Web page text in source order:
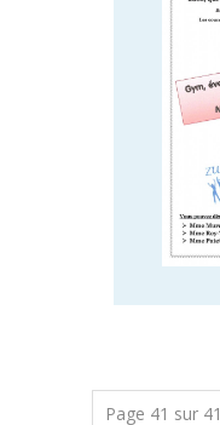
Page 41 sur 41